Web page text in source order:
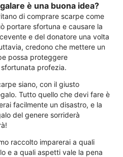
è una buona idea?
di comprare scarpe come
portare sfortuna e causare la
e del donatore una volta
credono che mettere un
possa proteggere
profezia.
siano, con il giusto
Tutto quello che devi fare è
facilmente un disastro, e la
del genere sorriderà
raccolto imparerai a quali
e a quali aspetti vale la pena